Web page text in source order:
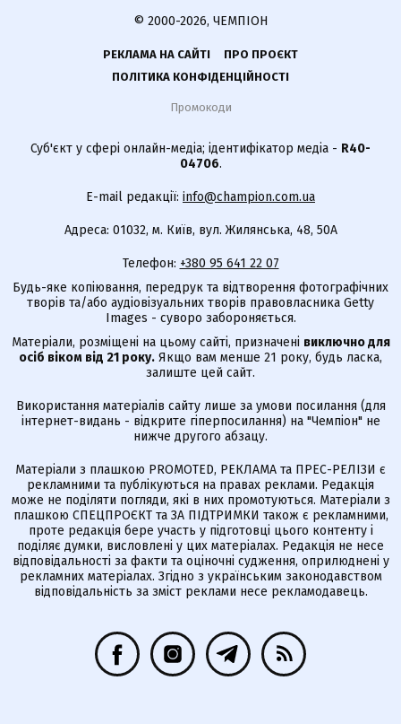
© 2000-2026, ЧЕМПІОН
РЕКЛАМА НА САЙТІ
ПРО ПРОЄКТ
ПОЛІТИКА КОНФІДЕНЦІЙНОСТІ
Промокоди
Суб'єкт у сфері онлайн-медіа; ідентифікатор медіа - R40-
04706.
E-mail редакції: info@champion.com.ua
Адреса: 01032, м. Київ, вул. Жилянська, 48, 50А
Телефон: +380 95 641 22 07
Будь-яке копіювання, передрук та відтворення фотографічних
творів та/або аудіовізуальних творів правовласника Getty
Images - суворо забороняється.
Матеріали, розміщені на цьому сайті, призначені виключно для
осіб віком від 21 року. Якщо вам менше 21 року, будь ласка,
залиште цей сайт.
Використання матеріалів сайту лише за умови посилання (для
інтернет-видань - відкрите гіперпосилання) на "Чемпіон" не
нижче другого абзацу.
Матеріали з плашкою PROMOTED, РЕКЛАМА та ПРЕС-РЕЛІЗИ є
рекламними та публікуються на правах реклами. Редакція
може не поділяти погляди, які в них промотуються. Матеріали з
плашкою СПЕЦПРОЄКТ та ЗА ПІДТРИМКИ також є рекламними,
проте редакція бере участь у підготовці цього контенту і
поділяє думки, висловлені у цих матеріалах. Редакція не несе
відповідальності за факти та оціночні судження, оприлюднені у
рекламних матеріалах. Згідно з українським законодавством
відповідальність за зміст реклами несе рекламодавець.